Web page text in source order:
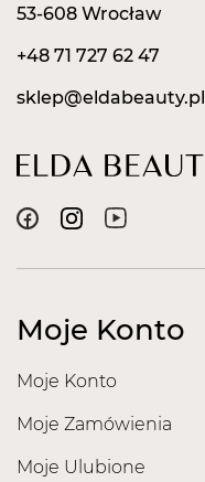
Moje Konto
Moje Konto
Moje Zamówienia
Moje Ulubione
53-608 Wrocław
+48 71 727 62 47
sklep@eldabeauty.pl